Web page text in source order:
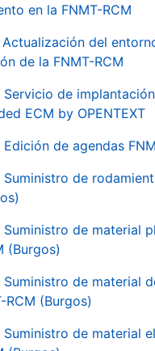
en la FNMT-RCM
Actualización del
de la FNMT-RCM
Servicio de
ECM by OPENTEXT
Edición de agendas
Suministro de
Suministro de material
(Burgos)
Suministro de material
RCM (Burgos)
Suministro de material